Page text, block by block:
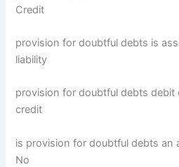
Credit
provision for doubtful debts is
liability
provision for doubtful debts debit
credit
is provision for doubtful debts an
No